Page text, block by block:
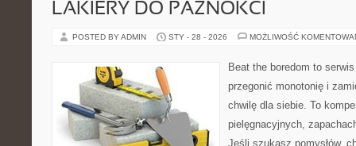
LAKIERY DO PAZNOKCI
POSTED BY ADMIN STY - 28 - 2026 MOŻLIWOŚĆ
Beat the boredom to
przegonić monotonię i
chwilę dla siebie. To
pielęgnacyjnych,
Jeśli szukasz pomysłów,